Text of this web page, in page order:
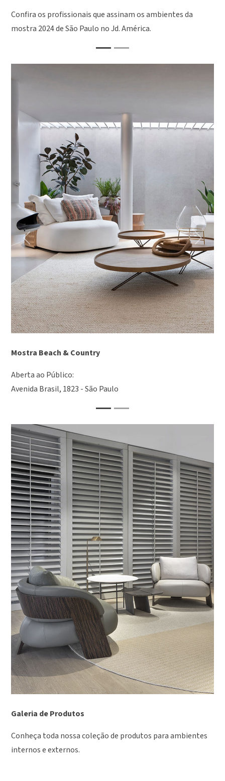
Confira os profissionais que assinam os ambientes da
mostra 2024 de São Paulo no Jd. América.
Mostra Beach & Country
Aberta ao Público:
Avenida Brasil, 1823 - São Paulo
Previous Next
Galeria de Produtos
Conheça toda nossa coleção de produtos para ambientes
internos e externos.